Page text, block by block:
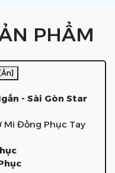
PHẨM
[Ẩn]
- Sài Gòn Star
Mi Đồng Phục Tay